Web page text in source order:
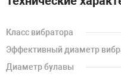
Класс вибратора
Эффективный диаметр
Диаметр булавы